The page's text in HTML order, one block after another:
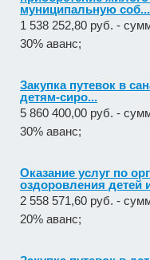
муниципальную соб...
1 538 252,80 руб. -
30% аванс;
Закупка путевок в
детям-сиро...
5 860 400,00 руб. -
30% аванс;
Оказание услуг по
оздоровления детей
2 558 571,60 руб. -
20% аванс;